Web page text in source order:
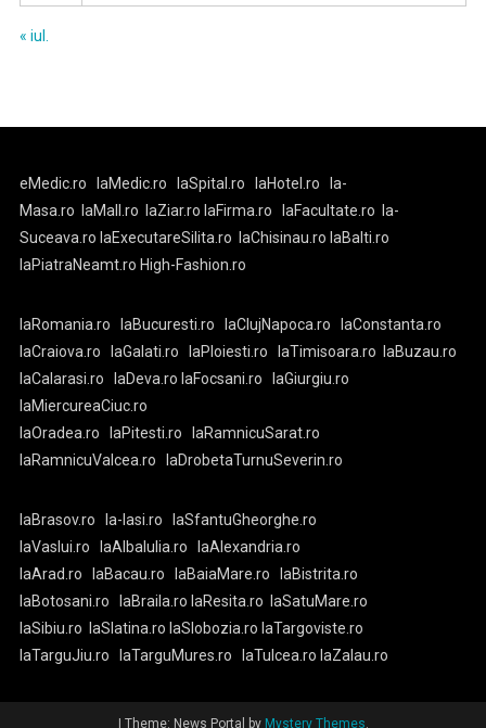
« iul.
eMedic.ro laMedic.ro laSpital.ro laHotel.ro
la-
Masa.ro
laMall.ro laZiar.ro laFirma.ro laFacultate.ro
la-
Suceava.ro laExecutareSilita.ro laChisinau.ro laBalti.ro
laPiatraNeamt.ro High-Fashion.ro
laRomania.ro laBucuresti.ro laClujNapoca.ro
laConstanta.ro
laCraiova.ro
laGalati.ro laPloiesti.ro laTimisoara.ro
laBuzau.ro
laCalarasi.ro
laDeva.ro laFocsani.ro
laGiurgiu.ro
laMiercureaCiuc.ro
laOradea.ro
laPitesti.ro
laRamnicuSarat.ro
laRamnicuValcea.ro
laDrobetaTurnuSeverin.ro
laBrasov.ro la-Iasi.ro
laSfantuGheorghe.ro
laVaslui.ro
laAlbaIulia.ro
laAlexandria.ro
laArad.ro
laBacau.ro laBaiaMare.ro
laBistrita.ro
laBotosani.ro
laBraila.ro laResita.ro
laSatuMare.ro
laSibiu.ro
laSlatina.ro laSlobozia.ro laTargoviste.ro
laTarguJiu.ro
laTarguMures.ro laTulcea.ro laZalau.ro
| Theme: News Portal by Mystery Themes